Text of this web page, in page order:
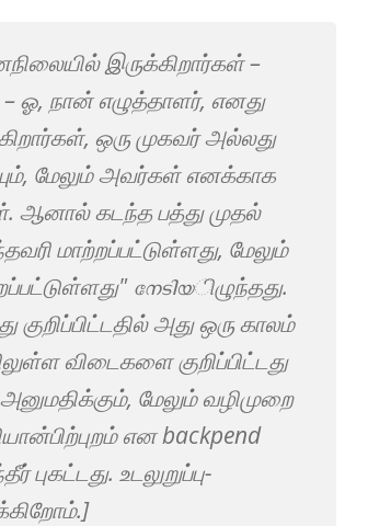
இருக்கிறார்கள் –
ஓ, நான் எழுத்தாளர், எனது
ஒரு முகவர் அல்லது
மேலும் அவர்கள் எனக்காக
கடந்த பத்து முதல்
மாற்றப்பட்டுள்ளது, மேலும்
നേടിയிழுந்தது.
அது ஒரு காலம்
விடைகளை குறிப்பிட்டது
மேலும் வழிமுறை
என backpend
உடலுறுப்பு-